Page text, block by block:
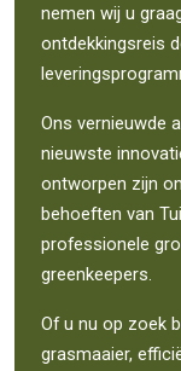
nemen wij u
ontdekkingsreis
Ons vernieuwde
nieuwste
ontworpen zijn
behoeften van
professionele
greenkeepers.
Of u nu op zoek
grasmaaier,